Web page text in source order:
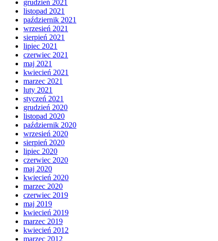
grudzień 2021
listopad 2021
październik 2021
wrzesień 2021
sierpień 2021
lipiec 2021
czerwiec 2021
maj 2021
kwiecień 2021
marzec 2021
luty 2021
styczeń 2021
grudzień 2020
listopad 2020
październik 2020
wrzesień 2020
sierpień 2020
lipiec 2020
czerwiec 2020
maj 2020
kwiecień 2020
marzec 2020
czerwiec 2019
maj 2019
kwiecień 2019
marzec 2019
kwiecień 2012
marzec 2012